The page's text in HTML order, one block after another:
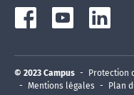
© 2023 Campus
Protection
Mentions légales
Plan